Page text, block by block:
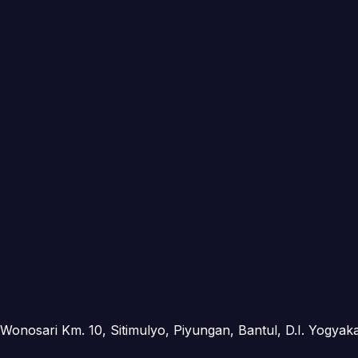
Km. 10, Sitimulyo, Piyungan, Bantul, D.I.